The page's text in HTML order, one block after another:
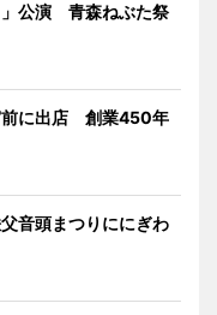
」公演 青森ねぶた祭
前に出店 創業450年
音頭まつりににぎわ